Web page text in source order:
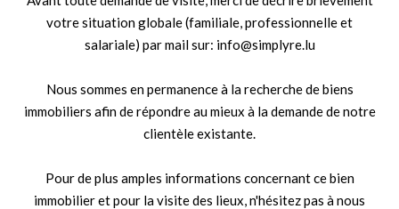
votre situation globale (familiale, professionnelle et
salariale) par mail sur: info@simplyre.lu
Nous sommes en permanence à la recherche de biens
immobiliers afin de répondre au mieux à la demande de notre
clientèle existante.
Pour de plus amples informations concernant ce bien
immobilier et pour la visite des lieux, n'hésitez pas à nous